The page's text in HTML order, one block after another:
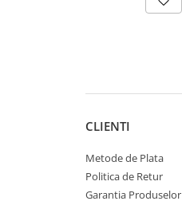
CLIENTI
Metode de Plata
Politica de Retur
Garantia Produselor